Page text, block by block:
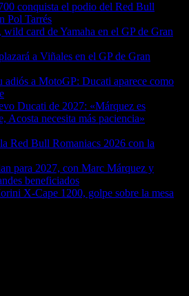
conquista el podio del Red Bull
Pol Tarrés
card de Yamaha en el GP de Gran
a Viñales en el GP de Gran
adiós a MotoGP: Ducati aparece como
Ducati de 2027: «Márquez es
Acosta necesita más paciencia»
Red Bull Romaniacs 2026 con la
para 2027, con Marc Márquez y
beneficiados
X-Cape 1200, golpe sobre la mesa